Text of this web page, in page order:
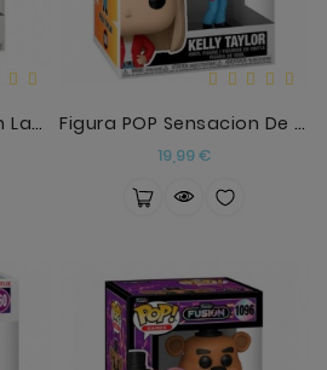
Figura POP Bridgerton Lady Danbury Figura POP Sensacion De Vivir Kelly Taylor
19,99 €Precio